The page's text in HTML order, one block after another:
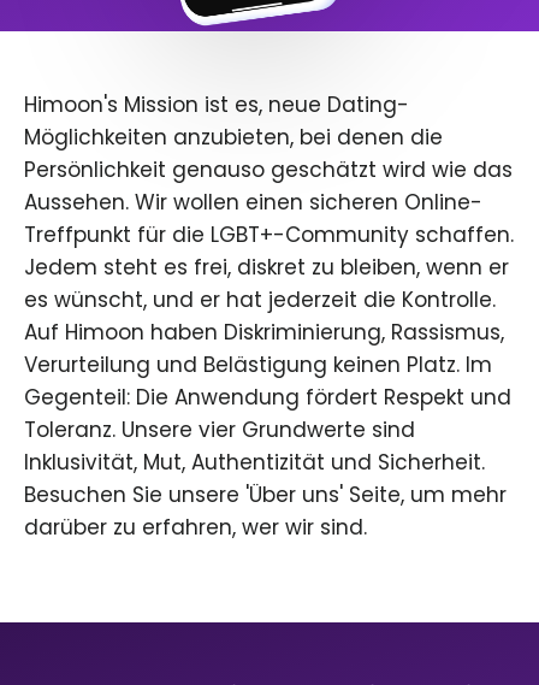
Himoon's Mission ist es, neue Dating-
Möglichkeiten anzubieten, bei denen die
Persönlichkeit genauso geschätzt wird wie das
Aussehen. Wir wollen einen sicheren Online-
Treffpunkt für die LGBT+-Community schaffen.
Jedem steht es frei, diskret zu bleiben, wenn er
es wünscht, und er hat jederzeit die Kontrolle.
Auf Himoon haben Diskriminierung, Rassismus,
Verurteilung und Belästigung keinen Platz. Im
Gegenteil: Die Anwendung fördert Respekt und
Toleranz. Unsere vier Grundwerte sind
Inklusivität, Mut, Authentizität und Sicherheit.
Besuchen Sie unsere 'Über uns' Seite, um mehr
darüber zu erfahren, wer wir sind.